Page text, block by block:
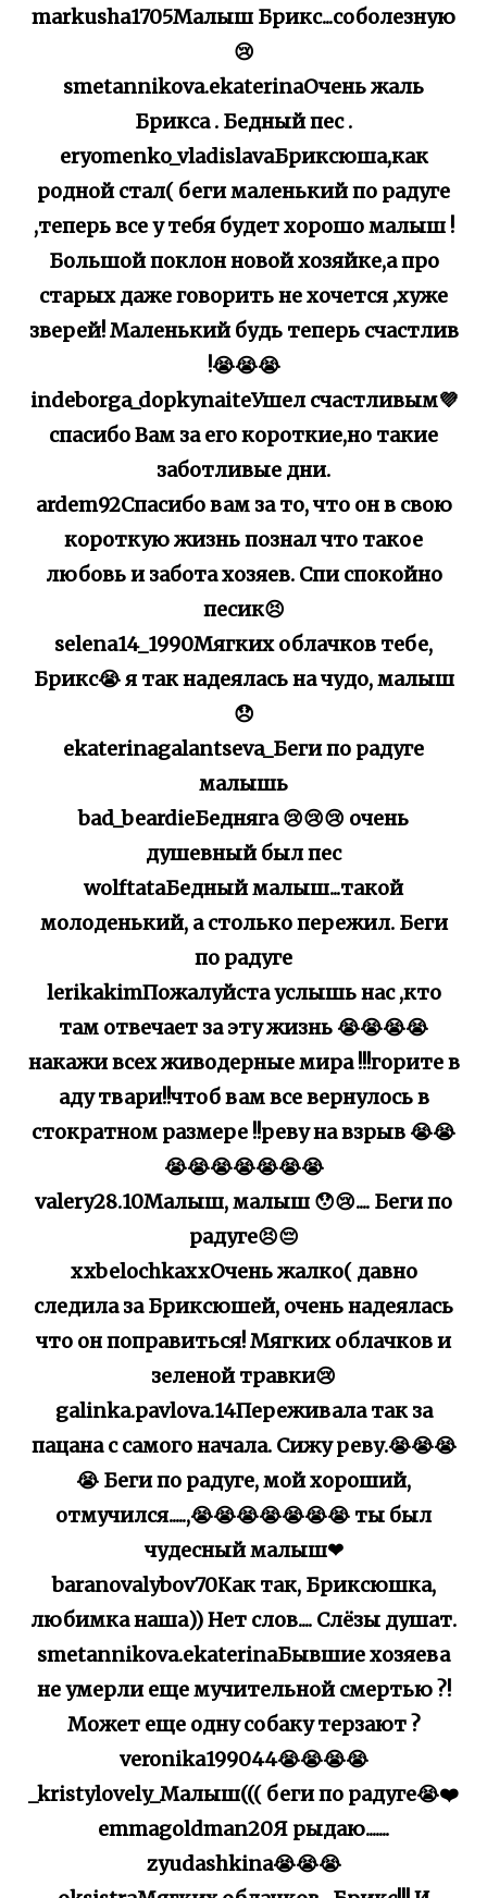
markusha1705Малыш Брикс...соболезную
😢
smetannikova.ekaterinaОчень жаль
Брикса . Бедный пес .
eryomenko_vladislavaБриксюша,как
родной стал( беги маленький по радуге
,теперь все у тебя будет хорошо малыш !
Большой поклон новой хозяйке,а про
старых даже говорить не хочется ,хуже
зверей! Маленький будь теперь счастлив
!😭😭😭
indeborga_dopkynaiteУшел счастливым💜
спасибо Вам за его короткие,но такие
заботливые дни.
ardem92Спасибо вам за то, что он в свою
короткую жизнь познал что такое
любовь и забота хозяев. Спи спокойно
песик😣
selena14_1990Мягких облачков тебе,
Брикс😭 я так надеялась на чудо, малыш
😞
ekaterinagalantseva_Беги по радуге
малышь
bad_beardieБедняга 😢😢😢 очень
душевный был пес
wolftataБедный малыш...такой
молоденький, а столько пережил. Беги
по радуге
lerikakimПожалуйста услышь нас ,кто
там отвечает за эту жизнь 😭😭😭😭
накажи всех живодерные мира !!!горите в
аду твари!!чтоб вам все вернулось в
стократном размере !!реву на взрыв 😭😭
😭😭😭😭😭😭😭
valery28.10Малыш, малыш 😯😢.... Беги по
радуге😣😔
xxbelochkaxxОчень жалко( давно
следила за Бриксюшей, очень надеялась
что он поправиться! Мягких облачков и
зеленой травки😢
galinka.pavlova.14Переживала так за
пацана с самого начала. Сижу реву.😭😭😭
😭 Беги по радуге, мой хороший,
отмучился.....,😭😭😭😭😭😭😭 ты был
чудесный малыш❤
baranovalybov70Как так, Бриксюшка,
любимка наша)) Нет слов.... Слёзы душат.
smetannikova.ekaterinaБывшие хозяева
не умерли еще мучительной смертью ?!
Может еще одну собаку терзают ?
veronika199044😭😭😭😭
_kristylovely_Малыш((( беги по радуге😭❤️
emmagoldman20Я рыдаю.......
zyudashkina😭😭😭